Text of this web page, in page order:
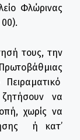
Φλώρινας
τους, την
να
χωρίς να
ή κατ’